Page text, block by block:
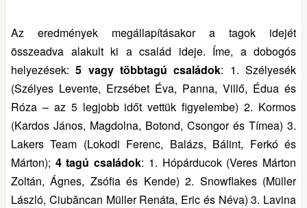
Az eredmények megállapításakor a tagok idejét
összeadva alakult ki a család ideje. Íme, a dobogós
helyezések:5 vagy többtagú családok: 1. Szélyesék
(Szélyes Levente, Erzsébet Éva, Panna, Villő, Édua és
Róza – az 5 legjobb időt vettük figyelembe) 2. Kormos
(Kardos János, Magdolna, Botond, Csongor és Tímea) 3.
Lakers Team (Lokodi Ferenc, Balázs, Bálint, Ferkó és
Márton); 4 tagú családok: 1. Hópárducok (Veres Márton
Zoltán, Ágnes, Zsófia és Kende) 2. Snowflakes (Müller
László, Ciubăncan Müller Renáta, Eric és Néva) 3. Lavina